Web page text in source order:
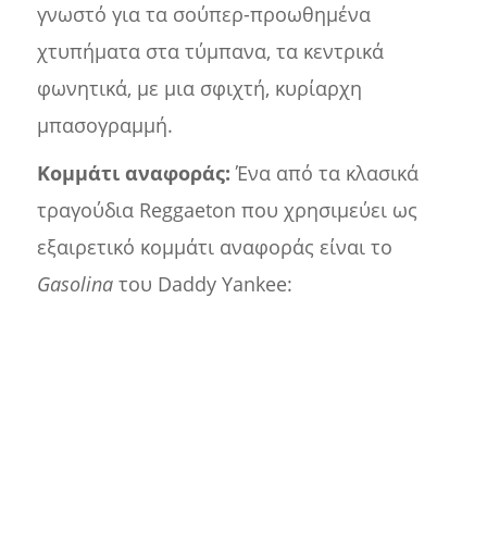
γνωστό για τα σούπερ-προωθημένα
χτυπήματα στα τύμπανα, τα κεντρικά
φωνητικά, με μια σφιχτή, κυρίαρχη
μπασογραμμή.
Κομμάτι αναφοράς: Ένα από τα κλασικά
τραγούδια Reggaeton που χρησιμεύει ως
εξαιρετικό κομμάτι αναφοράς είναι το
Gasolinaτου Daddy Yankee: